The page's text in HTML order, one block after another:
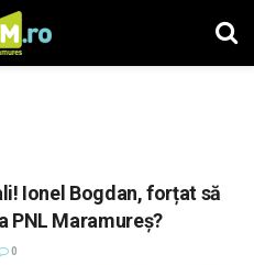
Ionel Bogdan, forțat să
PNL Maramureș?
0